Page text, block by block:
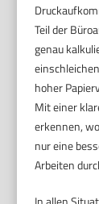
Teil der
genau
hoher
Mit einer
erkennen,
nur eine
Arbeiten